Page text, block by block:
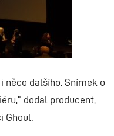
dalšího. Snímek o
dodal producent,